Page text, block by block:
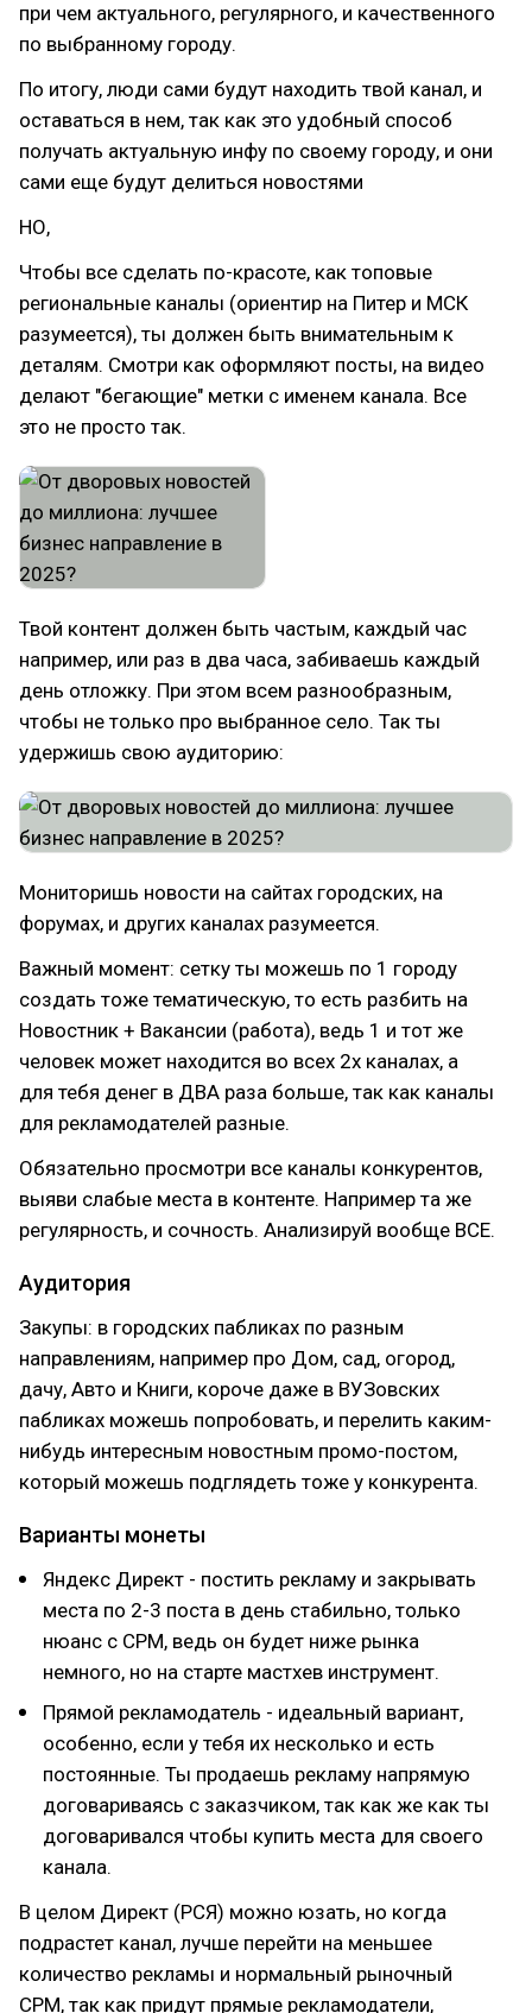
при чем актуального, регулярного, и качественного
по выбранному городу.
По итогу, люди сами будут находить твой канал, и
оставаться в нем, так как это удобный способ
получать актуальную инфу по своему городу, и они
сами еще будут делиться новостями
НО,
Чтобы все сделать по-красоте, как топовые
региональные каналы (ориентир на Питер и МСК
разумеется), ты должен быть внимательным к
деталям. Смотри как оформляют посты, на видео
делают "бегающие" метки с именем канала. Все
это не просто так.
Твой контент должен быть частым, каждый час
например, или раз в два часа, забиваешь каждый
день отложку. При этом всем разнообразным,
чтобы не только про выбранное село. Так ты
удержишь свою аудиторию:
Мониторишь новости на сайтах городских, на
форумах, и других каналах разумеется.
Важный момент: сетку ты можешь по 1 городу
создать тоже тематическую, то есть разбить на
Новостник + Вакансии (работа), ведь 1 и тот же
человек может находится во всех 2х каналах, а
для тебя денег в ДВА раза больше, так как каналы
для рекламодателей разные.
Обязательно просмотри все каналы конкурентов,
выяви слабые места в контенте. Например та же
регулярность, и сочность. Анализируй вообще ВСЕ.
Аудитория
Закупы: в городских пабликах по разным
направлениям, например про Дом, сад, огород,
дачу, Авто и Книги, короче даже в ВУЗовских
пабликах можешь попробовать, и перелить каким-
нибудь интересным новостным промо-постом,
который можешь подглядеть тоже у конкурента.
Варианты монеты
Яндекс Директ - постить рекламу и закрывать
места по 2-3 поста в день стабильно, только
нюанс с CPM, ведь он будет ниже рынка
немного, но на старте мастхев инструмент.
Прямой рекламодатель - идеальный вариант,
особенно, если у тебя их несколько и есть
постоянные. Ты продаешь рекламу напрямую
договариваясь с заказчиком, так как же как ты
договаривался чтобы купить места для своего
канала.
В целом Директ (РСЯ) можно юзать, но когда
подрастет канал, лучше перейти на меньшее
количество рекламы и нормальный рыночный
CPM, так как придут прямые рекламодатели,